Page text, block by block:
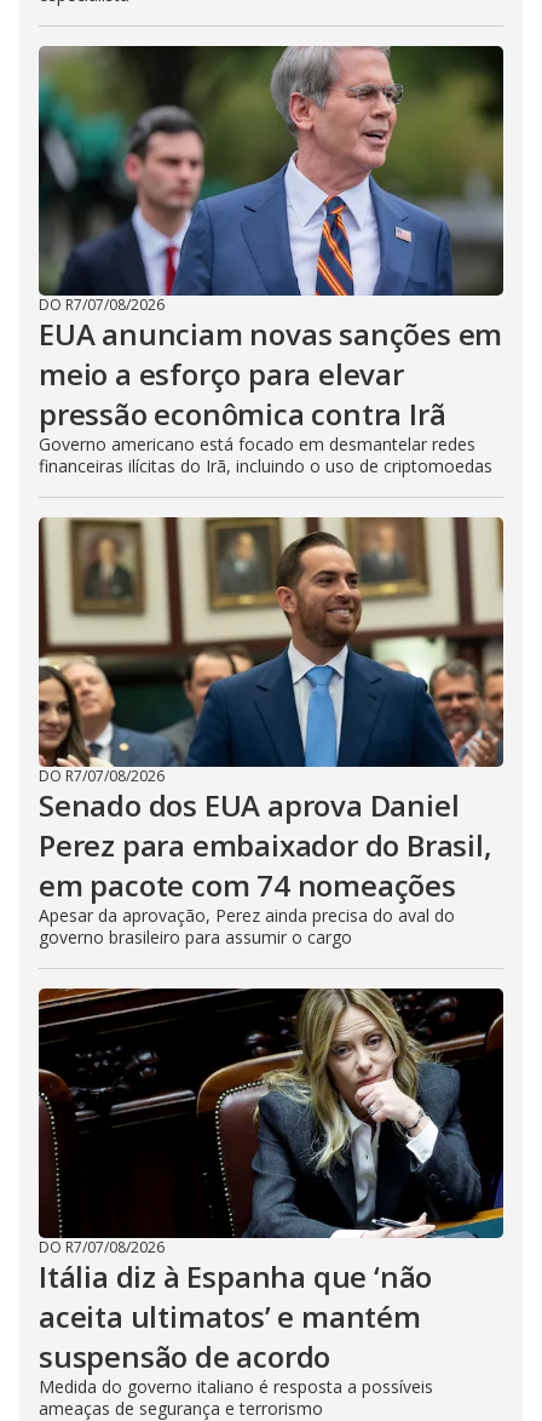
DO R7/07/08/2026
EUA anunciam novas sanções em
meio a esforço para elevar
pressão econômica contra Irã
Governo americano está focado em desmantelar redes
financeiras ilícitas do Irã, incluindo o uso de criptomoedas
DO R7/07/08/2026
Senado dos EUA aprova Daniel
Perez para embaixador do Brasil,
em pacote com 74 nomeações
Apesar da aprovação, Perez ainda precisa do aval do
governo brasileiro para assumir o cargo
DO R7/07/08/2026
Itália diz à Espanha que ‘não
aceita ultimatos’ e mantém
suspensão de acordo
Medida do governo italiano é resposta a possíveis
ameaças de segurança e terrorismo